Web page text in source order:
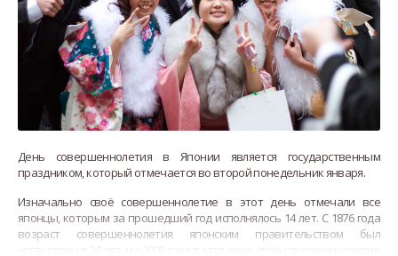
День совершеннолетия в Японии является государственным
праздником, который отмечается во второй понедельник января.
Изначально своё совершеннолетие в этот день отмечали все
японцы, которым за прошедший год исполнялось 14 лет. С 1876 года
возраст совершеннолетия японским правительством был